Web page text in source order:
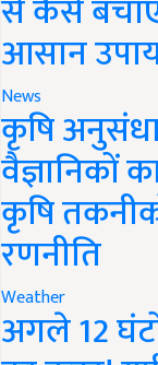
से कैसे
आसान
News
कृषि
वैज्ञानिकों
कृषि
रणनीति
Weather
अगले 12